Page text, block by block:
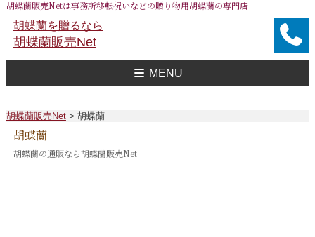
胡蝶蘭販売Netは事務所移転祝いなどの贈り物用胡蝶蘭の専門店
胡蝶蘭を贈るなら
胡蝶蘭販売Net
MENU
胡蝶蘭販売Net> 胡蝶蘭
胡蝶蘭
胡蝶蘭の通販なら胡蝶蘭販売Net